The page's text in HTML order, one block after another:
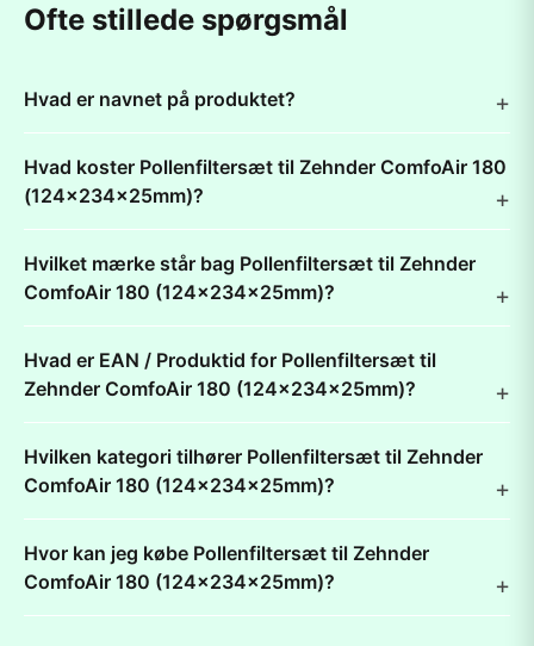
Ofte stillede spørgsmål
Hvad er navnet på produktet?
Hvad koster Pollenfiltersæt til Zehnder ComfoAir 180
(124x234x25mm)?
Hvilket mærke står bag Pollenfiltersæt til Zehnder
ComfoAir 180 (124x234x25mm)?
Hvad er EAN / Produktid for Pollenfiltersæt til
Zehnder ComfoAir 180 (124x234x25mm)?
Hvilken kategori tilhører Pollenfiltersæt til Zehnder
ComfoAir 180 (124x234x25mm)?
Hvor kan jeg købe Pollenfiltersæt til Zehnder
ComfoAir 180 (124x234x25mm)?